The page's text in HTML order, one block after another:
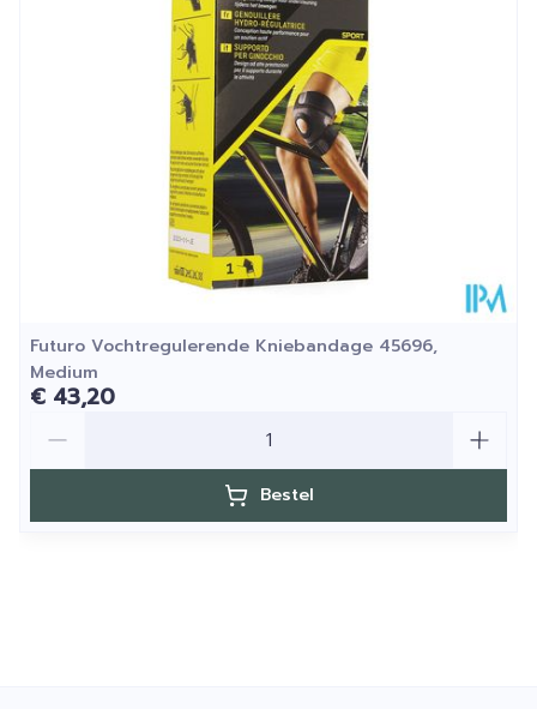
Kamertemperatuur (15°C -
25°C)
Futuro Vochtregulerende Kniebandage 45696,
Medium
€ 43,20
Bestel